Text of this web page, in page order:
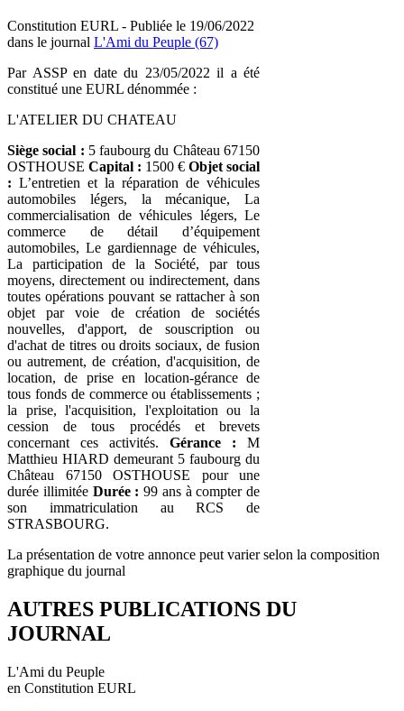
Constitution EURL - Publiée le 19/06/2022
dans le journal L'Ami du Peuple (67)
Par ASSP en date du 23/05/2022 il a été
constitué une EURL dénommée :
L'ATELIER DU CHATEAU
Siège social : 5 faubourg du Château 67150
OSTHOUSE Capital : 1500 € Objet social
: L’entretien et la réparation de véhicules
automobiles légers, la mécanique, La
commercialisation de véhicules légers, Le
commerce de détail d’équipement
automobiles, Le gardiennage de véhicules,
La participation de la Société, par tous
moyens, directement ou indirectement, dans
toutes opérations pouvant se rattacher à son
objet par voie de création de sociétés
nouvelles, d'apport, de souscription ou
d'achat de titres ou droits sociaux, de fusion
ou autrement, de création, d'acquisition, de
location, de prise en location-gérance de
tous fonds de commerce ou établissements ;
la prise, l'acquisition, l'exploitation ou la
cession de tous procédés et brevets
concernant ces activités. Gérance : M
Matthieu HIARD demeurant 5 faubourg du
Château 67150 OSTHOUSE pour une
durée illimitée Durée : 99 ans à compter de
son immatriculation au RCS de
STRASBOURG.
La présentation de votre annonce peut varier selon la composition
graphique du journal
AUTRES PUBLICATIONS DU
JOURNAL
L'Ami du Peuple
en Constitution EURL